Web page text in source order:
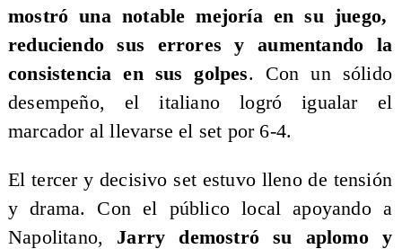
mostró una notable mejoría en su juego,
reduciendo sus errores y aumentando la
consistencia en sus golpes. Con un sólido
desempeño, el italiano logró igualar el
marcador al llevarse el set por 6-4.
El tercer y decisivo set estuvo lleno de tensión
y drama. Con el público local apoyando a
Napolitano, Jarry demostró su aplomo y